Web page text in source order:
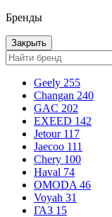
Бренды
Закрыть
Geely 255
Changan 240
GAC 202
EXEED 142
Jetour 117
Jaecoo 111
Chery 100
Haval 74
OMODA 46
Voyah 31
ГАЗ 15